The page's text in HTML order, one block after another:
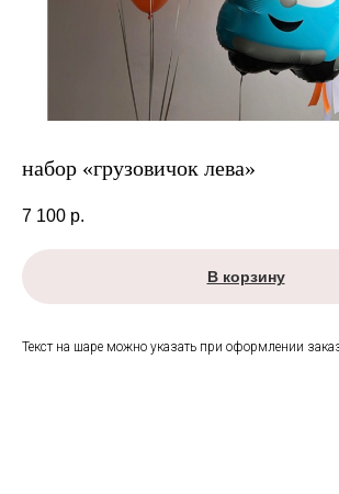
набор «грузовичок лева»
7 100 р.
В корзину
Текст на шаре можно указать при оформлении